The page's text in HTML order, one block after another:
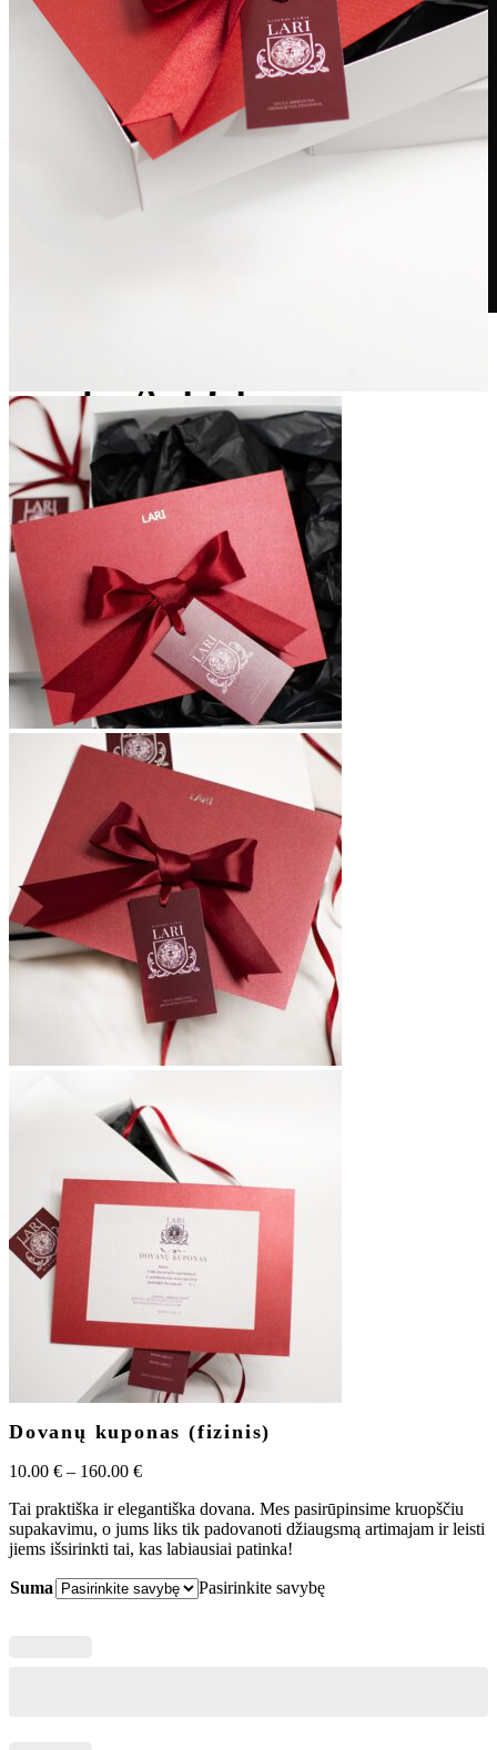
DOVANŲ IDĖJOS
Dovanų kuponai
Moterims
Vyrams
Vaikams
DRABUŽIAI
Laisvalaikio drabužiai
Paltai
Dovanų kuponas (fizinis)
10.00 € – 160.00 €Price
10.00 €
through
160.00 €
Tai praktiška ir elegantiška dovana. Mes pasirūpinsime kruopščiu
supakavimu, o jums liks tik padovanoti džiaugsmą artimajam ir leisti
jiems išsirinkti tai, kas labiausiai patinka!
Suma Pasirinkite savybę